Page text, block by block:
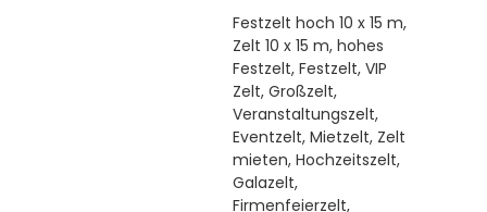
Festzelt hoch 10 x 15 m,
Zelt 10 x 15 m, hohes
Festzelt, Festzelt, VIP
Zelt, Großzelt,
Veranstaltungszelt,
Eventzelt, Mietzelt, Zelt
mieten, Hochzeitszelt,
Galazelt,
Firmenfeierzelt,